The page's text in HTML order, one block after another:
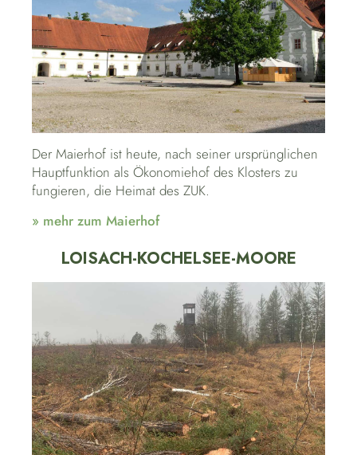
Der Maierhof ist heute, nach seiner ursprünglichen
Hauptfunktion als Ökonomiehof des Klosters zu
fungieren, die Heimat des ZUK.
» mehr zum Maierhof
LOISACH-KOCHELSEE-MOORE